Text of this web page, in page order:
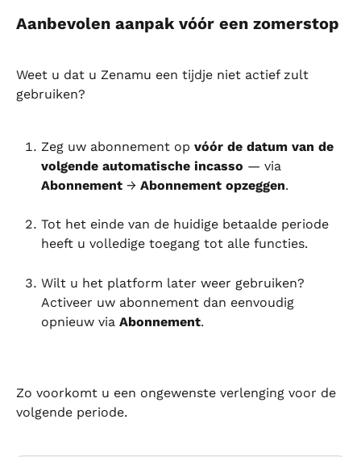
Aanbevolen aanpak vóór een zomerstop
Weet u dat u Zenamu een tijdje niet actief zult
gebruiken?
Zeg uw abonnement op vóór de datum van de
volgende automatische incasso — via
Abonnement → Abonnement opzeggen.
Tot het einde van de huidige betaalde periode
heeft u volledige toegang tot alle functies.
Wilt u het platform later weer gebruiken?
Activeer uw abonnement dan eenvoudig
opnieuw via Abonnement.
Zo voorkomt u een ongewenste verlenging voor de
volgende periode.